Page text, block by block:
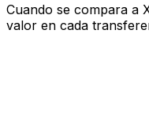
Cuando se compara a
valor en cada